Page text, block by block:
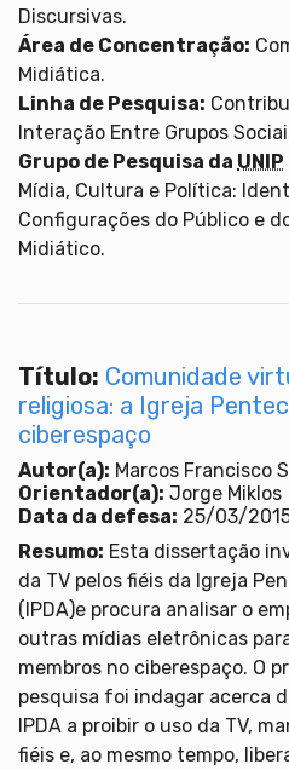
Discursivas.
Área de Concentração:
Midiática.
Linha de Pesquisa:
Interação Entre Grupos
Grupo de Pesquisa da UNIP
Mídia, Cultura e Política:
Configurações do Público e
Midiático.
Título: Comunidade
religiosa: a Igreja
ciberespaço
Autor(a): Marcos Francisco
Orientador(a): Jorge Miklos
Data da defesa: 25/03/
Resumo: Esta dissertação
da TV pelos fiéis da Igreja
(IPDA)e procura analisar o
outras mídias eletrônicas
membros no ciberespaço. O
pesquisa foi indagar acerca
IPDA a proibir o uso da TV,
fiéis e, ao mesmo tempo,